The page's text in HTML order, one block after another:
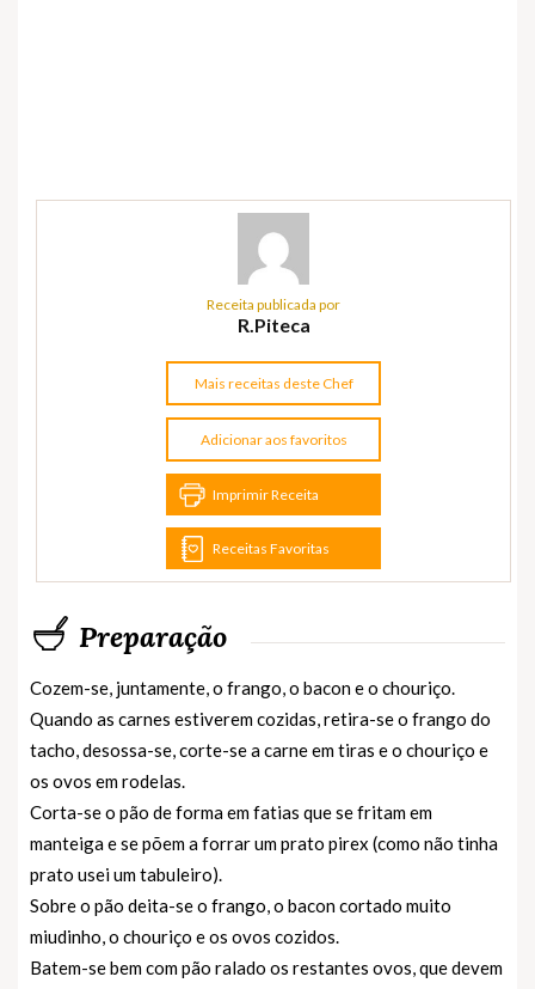
Receita publicada por
R.Piteca
Mais receitas deste Chef
Adicionar aos favoritos
Imprimir Receita
Receitas Favoritas
Preparação
Cozem-se, juntamente, o frango, o bacon e o chouriço.
Quando as carnes estiverem cozidas, retira-se o frango do
tacho, desossa-se, corte-se a carne em tiras e o chouriço e
os ovos em rodelas.
Corta-se o pão de forma em fatias que se fritam em
manteiga e se põem a forrar um prato pirex (como não tinha
prato usei um tabuleiro).
Sobre o pão deita-se o frango, o bacon cortado muito
miudinho, o chouriço e os ovos cozidos.
Batem-se bem com pão ralado os restantes ovos, que devem